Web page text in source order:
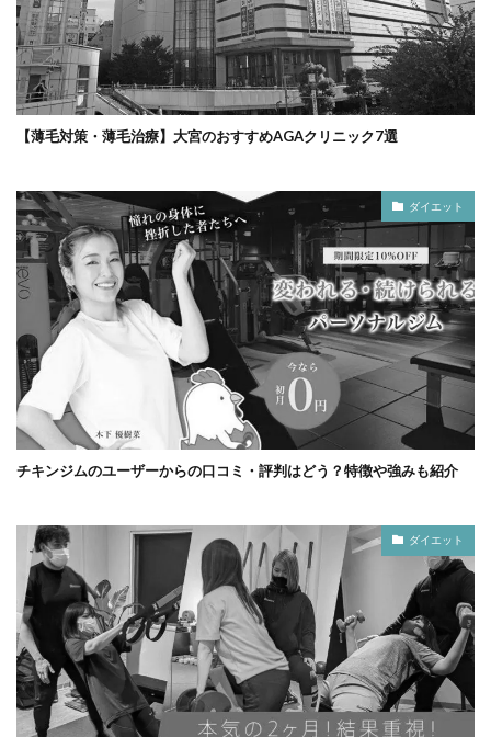
【薄毛対策・薄毛治療】大宮のおすすめAGAクリニック7選
ダイエット
チキンジムのユーザーからの口コミ・評判はどう？特徴や強みも紹介
ダイエット